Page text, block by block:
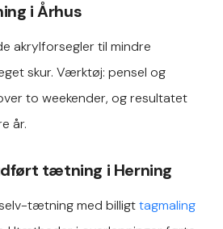
i Århus
akrylforsegler til mindre
skur. Værktøj: pensel og
to weekender, og resultatet
år.
tætning i Herning
tætning med billigttagmaling